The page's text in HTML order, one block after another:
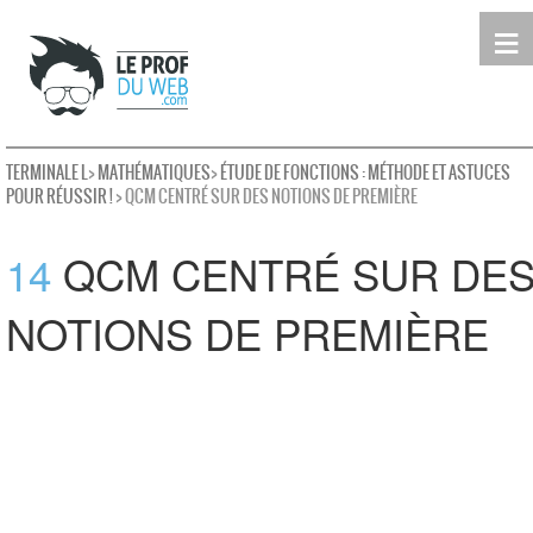
≡
leProfDuWeb
Seconde
Première
Terminale
Rechercher
TERMINALE L>MATHÉMATIQUES>ÉTUDE DE FONCTIONS : MÉTHODE ET ASTUCES
POUR RÉUSSIR !> QCM CENTRÉ SUR DES NOTIONS DE PREMIÈRE
14 QCM CENTRÉ SUR
NOTIONS DE PREMIÈRE